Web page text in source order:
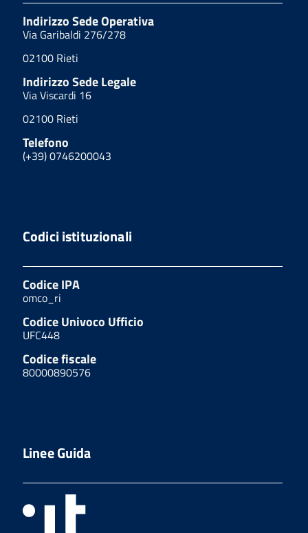
Indirizzo Sede Operativa
Via Garibaldi 276/278
02100 Rieti
Indirizzo Sede Legale
Via Viscardi 16
02100 Rieti
Telefono
(+39) 0746200043
Codici istituzionali
Codice IPA
omco_ri
Codice Univoco Ufficio
UFC448
Codice fiscale
80000890576
Linee Guida